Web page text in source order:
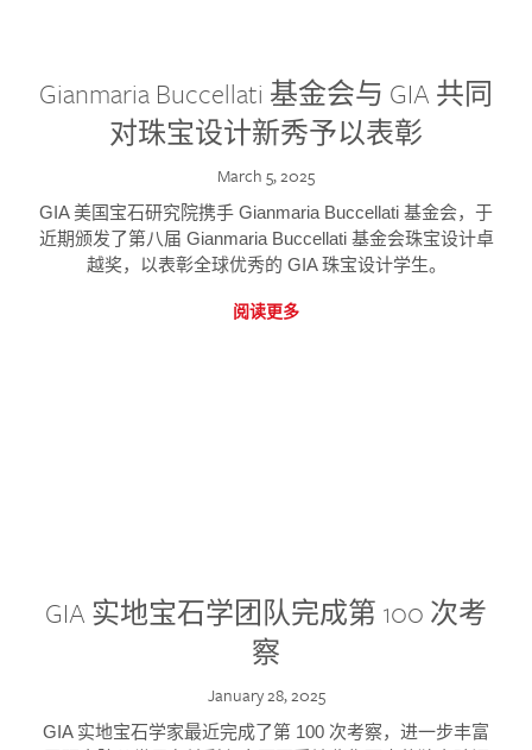
Gianmaria Buccellati 基金会与 GIA 共同
对珠宝设计新秀予以表彰
March 5, 2025
GIA 美国宝石研究院携手 Gianmaria Buccellati 基金会，于
近期颁发了第八届 Gianmaria Buccellati 基金会珠宝设计卓
越奖，以表彰全球优秀的 GIA 珠宝设计学生。
阅读更多
GIA 实地宝石学团队完成第 100 次考
察
January 28, 2025
GIA 实地宝石学家最近完成了第 100 次考察，进一步丰富